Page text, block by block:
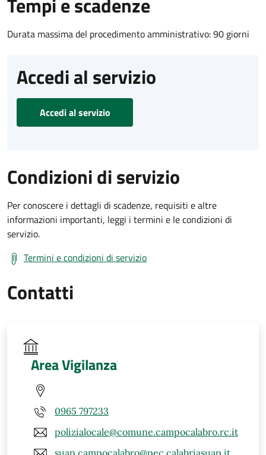
Durata massima del procedimento amministrativo: 90 giorni
Accedi al servizio
Accedi al servizio
Condizioni di servizio
Per conoscere i dettagli di scadenze, requisiti e altre
informazioni importanti, leggi i termini e le condizioni di
servizio.
Termini e condizioni di servizio
Contatti
Area Vigilanza
0965 797233
polizialocale@comune.campocalabro.rc.it